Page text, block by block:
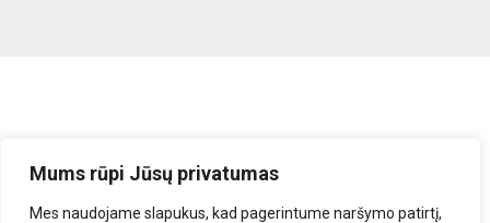
Mums rūpi Jūsų privatumas
Mes naudojame slapukus, kad pagerintume naršymo patirtį,